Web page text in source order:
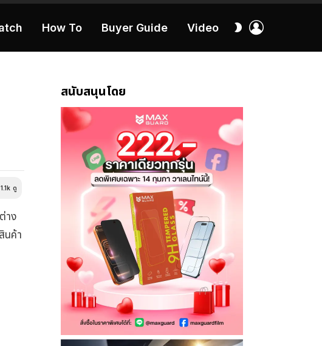
How To Buyer Guide Video
สลับ
1.1k ดู
าง
นค้า
สนับสนุนโดย